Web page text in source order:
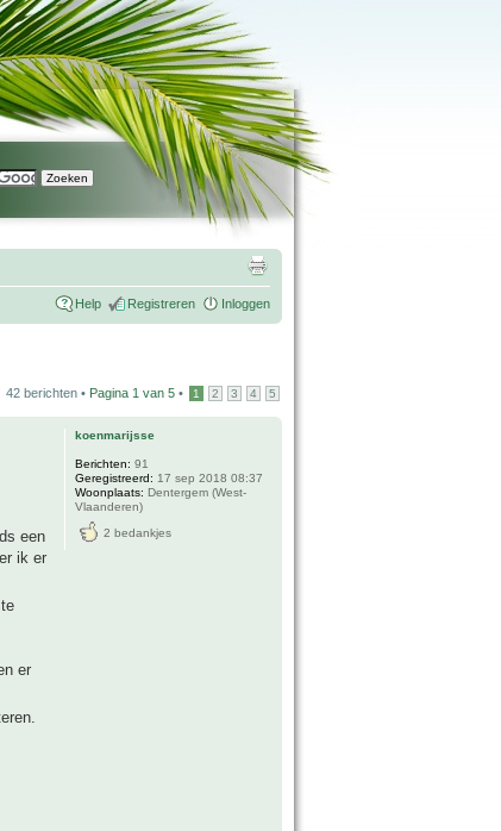
Help Registreren Inloggen
42 berichten • Pagina 1 van 5 • 1 2 3 4 5
een
ik er
er
koenmarijsse
Berichten: 91
Geregistreerd: 17 sep 2018 08:37
Woonplaats: Dentergem (West-
Vlaanderen)
2 bedankjes